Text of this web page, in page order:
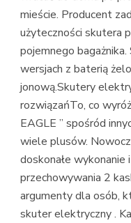
mieście. Producent
użyteczności skutera
pojemnego
wersjach z baterią
jonową.Skutery
rozwiązańTo, co
EAGLE ” spośród
wiele plusów.
doskonałe
przechowywania 2
argumenty dla osób,
skuter elektryczny .